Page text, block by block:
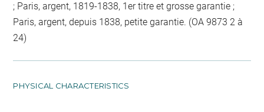
; Paris, argent, 1819-1838, 1er titre et grosse garantie ;
Paris, argent, depuis 1838, petite garantie. (OA 9873 2 à
24)
PHYSICAL CHARACTERISTICS